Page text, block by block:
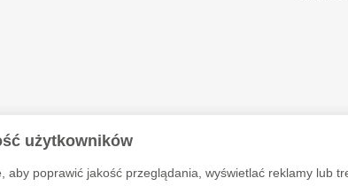
użytkowników
aby poprawić jakość przeglądania, wyświetlać reklamy lub